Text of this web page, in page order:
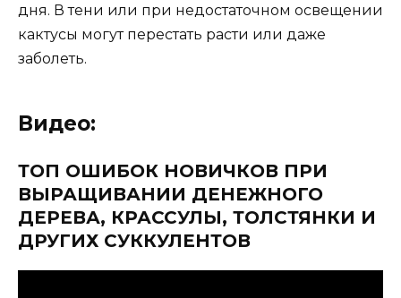
дня. В тени или при недостаточном освещении
кактусы могут перестать расти или даже
заболеть.
Видео:
ТОП ОШИБОК НОВИЧКОВ ПРИ
ВЫРАЩИВАНИИ ДЕНЕЖНОГО
ДЕРЕВА, КРАССУЛЫ, ТОЛСТЯНКИ И
ДРУГИХ СУККУЛЕНТОВ